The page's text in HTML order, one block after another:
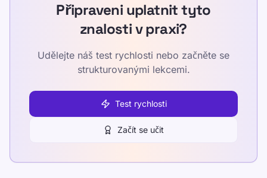
Připraveni uplatnit tyto
znalosti v praxi?
Udělejte náš test rychlosti nebo začněte se
strukturovanými lekcemi.
Test rychlosti
Začít se učit